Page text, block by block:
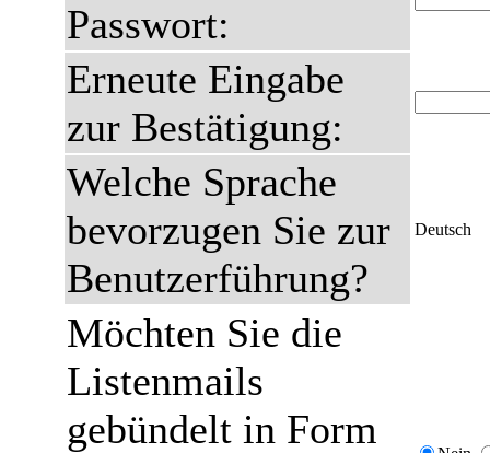
Passwort:
Erneute Eingabe
zur Bestätigung:
Welche Sprache
bevorzugen Sie zur
Benutzerführung?
Deutsch
Möchten Sie die
Listenmails
gebündelt in Form